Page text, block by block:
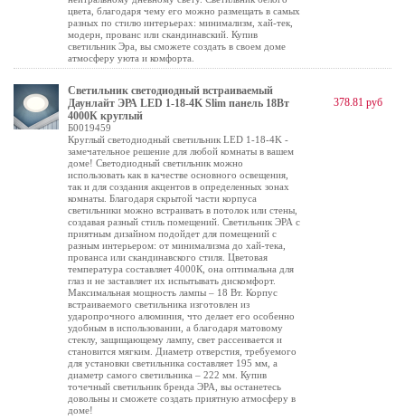
цвета, благодаря чему его можно размещать в самых
разных по стилю интерьерах: минимализм, хай-тек,
модерн, прованс или скандинавский. Купив
светильник Эра, вы сможете создать в своем доме
атмосферу уюта и комфорта.
Светильник светодиодный встраиваемый
Даунлайт ЭРА LED 1-18-4K Slim панель 18Вт
4000К круглый
Б0019459
Круглый светодиодный светильник LED 1-18-4K -
замечательное решение для любой комнаты в вашем
доме! Светодиодный светильник можно
использовать как в качестве основного освещения,
так и для создания акцентов в определенных зонах
комнаты. Благодаря скрытой части корпуса
светильники можно встраивать в потолок или стены,
создавая разный стиль помещений. Светильник ЭРА с
приятным дизайном подойдет для помещений с
разным интерьером: от минимализма до хай-тека,
прованса или скандинавского стиля. Цветовая
температура составляет 4000К, она оптимальна для
глаз и не заставляет их испытывать дискомфорт.
Максимальная мощность лампы – 18 Вт. Корпус
встраиваемого светильника изготовлен из
ударопрочного алюминия, что делает его особенно
удобным в использовании, а благодаря матовому
стеклу, защищающему лампу, свет рассеивается и
становится мягким. Диаметр отверстия, требуемого
для установки светильника составляет 195 мм, а
диаметр самого светильника – 222 мм. Купив
точечный светильник бренда ЭРА, вы останетесь
довольны и сможете создать приятную атмосферу в
доме!
378.81 руб